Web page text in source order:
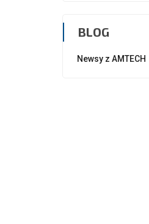
BLOG
Newsy z AMTECH